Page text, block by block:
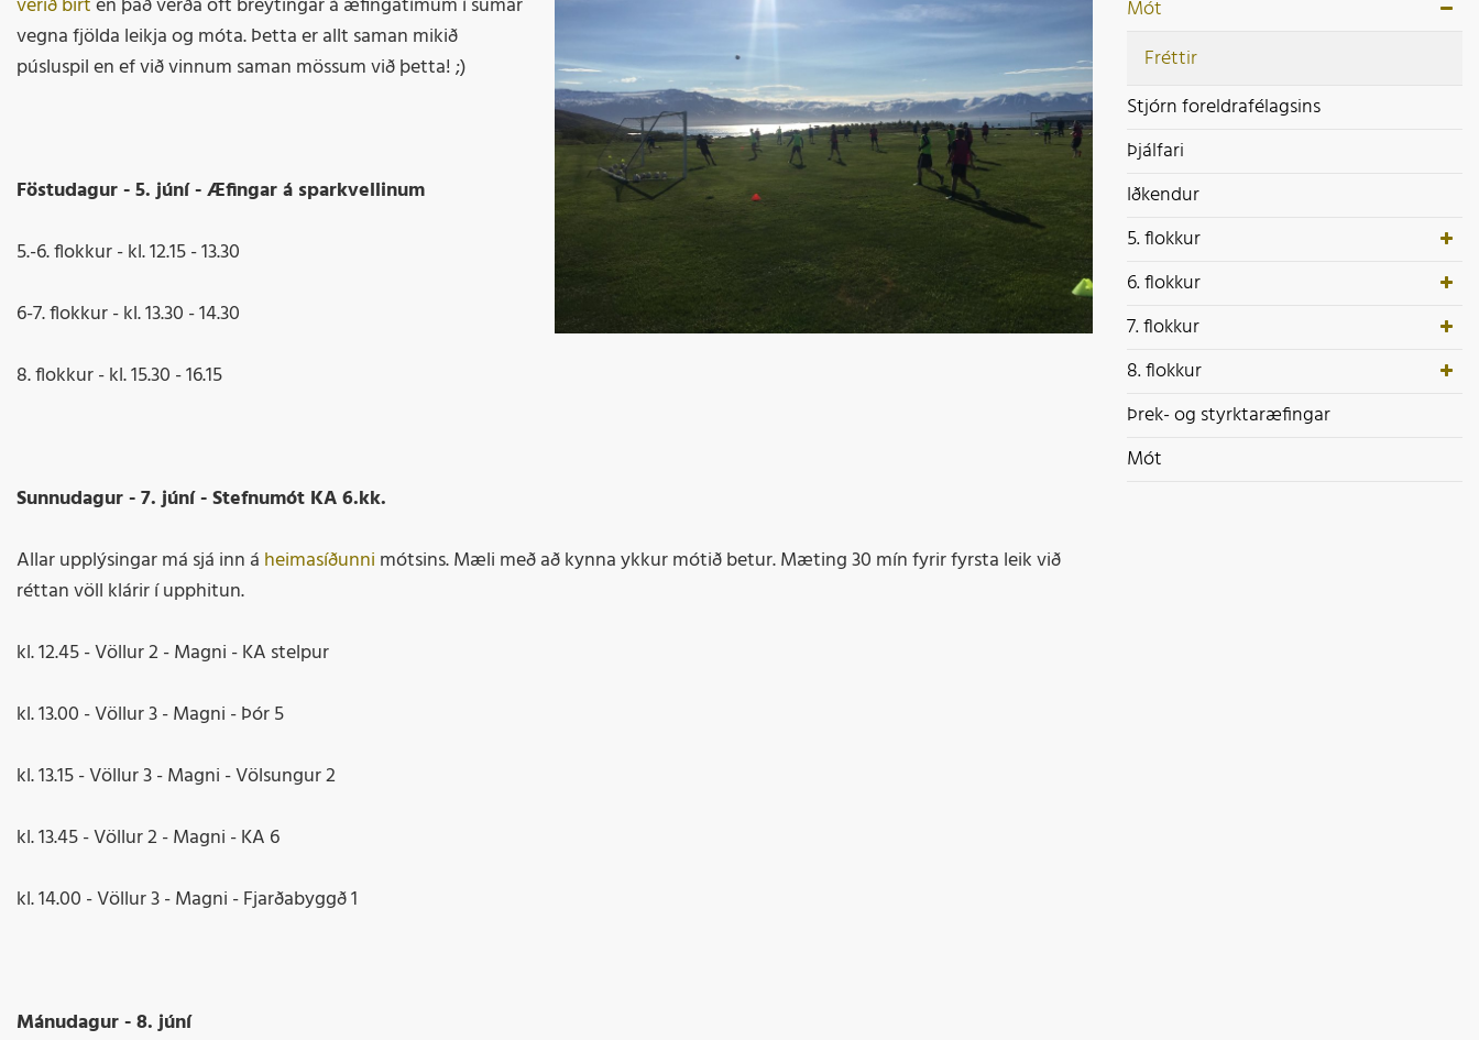
vegna fjölda leikja og móta. Þetta er allt saman mikið
púsluspil en ef við vinnum saman mössum við þetta! ;)
Föstudagur - 5. júní - Æfingar á sparkvellinum
5.-6. flokkur - kl. 12.15 - 13.30
6-7. flokkur - kl. 13.30 - 14.30
8. flokkur - kl. 15.30 - 16.15
Sunnudagur - 7. júní - Stefnumót KA 6.kk.
Allar upplýsingar má sjá inn á heimasíðunni mótsins. Mæli með að kynna ykkur mótið betur. Mæting 30 mín fyrir fyrsta leik við
réttan völl klárir í upphitun.
kl. 12.45 - Völlur 2 - Magni - KA stelpur
kl. 13.00 - Völlur 3 - Magni - Þór 5
kl. 13.15 - Völlur 3 - Magni - Völsungur 2
kl. 13.45 - Völlur 2 - Magni - KA 6
kl. 14.00 - Völlur 3 - Magni - Fjarðabyggð 1
Mánudagur - 8. júní
Mót
Fréttir
Stjórn foreldrafélagsins
Þjálfari
Iðkendur
5. flokkur
6. flokkur
7. flokkur
8. flokkur
Þrek- og styrktaræfingar
Mót